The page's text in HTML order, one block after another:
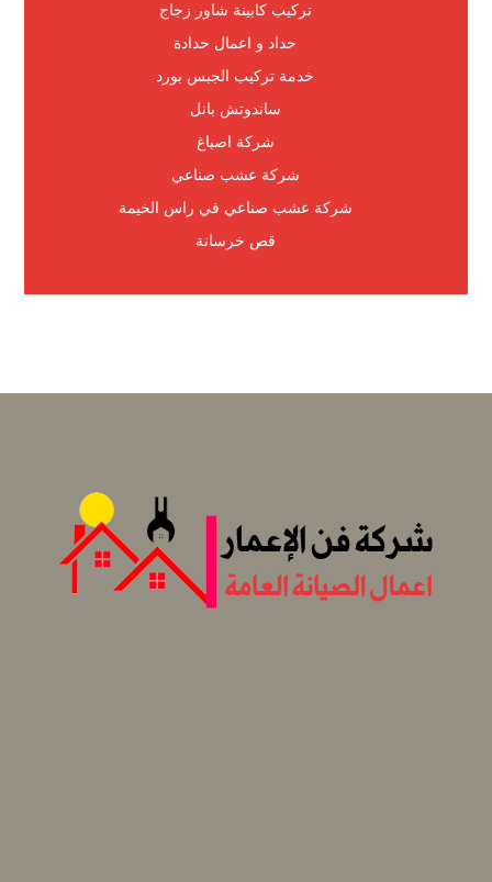
تركيب كابينة شاور زجاج
حداد و اعمال حدادة
خدمة تركيب الجبس بورد
ساندوتش بانل
شركة اصباغ
شركة عشب صناعي
شركة عشب صناعي في راس الخيمة
قص خرسانة